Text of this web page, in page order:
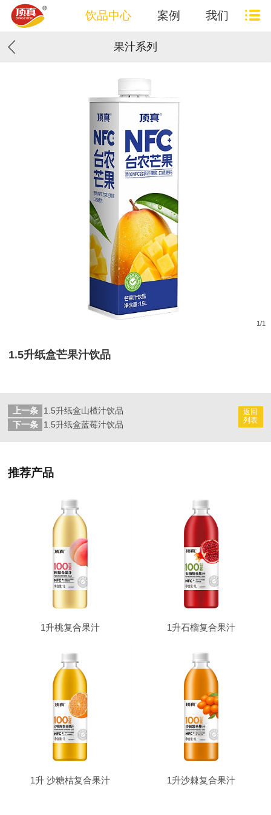
饮品中心 案例 我们
果汁系列
1/1
1.5升纸盒芒果汁饮品
返回
列表
上一条
1.5升纸盒山楂汁饮品
下一条
1.5升纸盒蓝莓汁饮品
推荐产品
1升桃复合果汁 1升石榴复合果汁
1升 沙糖桔复合果汁 1升沙棘复合果汁